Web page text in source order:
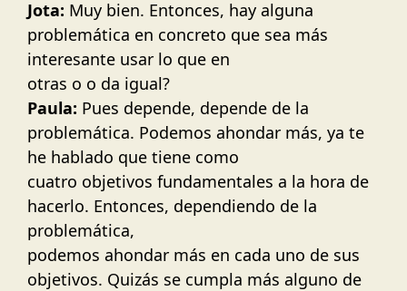
Jota: Muy bien. Entonces, hay alguna
problemática en concreto que sea más
interesante usar lo que en
otras o o da igual?
Paula: Pues depende, depende de la
problemática. Podemos ahondar más, ya te
he hablado que tiene como
cuatro objetivos fundamentales a la hora de
hacerlo. Entonces, dependiendo de la
problemática,
podemos ahondar más en cada uno de sus
objetivos. Quizás se cumpla más alguno de